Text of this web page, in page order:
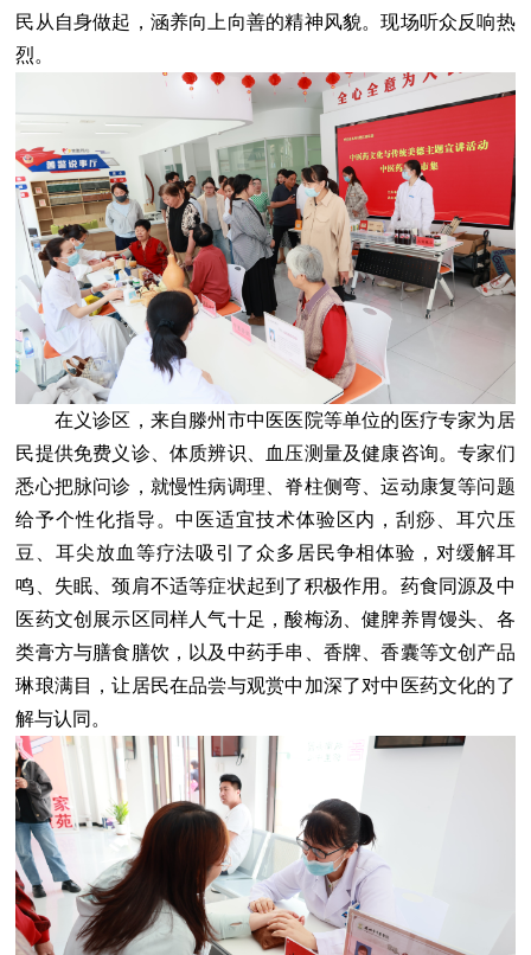
民从自身做起，涵养向上向善的精神风貌。现场听众反响热
烈。
在义诊区，来自滕州市中医医院等单位的医疗专家为居
民提供免费义诊、体质辨识、血压测量及健康咨询。专家们
悉心把脉问诊，就慢性病调理、脊柱侧弯、运动康复等问题
给予个性化指导。中医适宜技术体验区内，刮痧、耳穴压
豆、耳尖放血等疗法吸引了众多居民争相体验，对缓解耳
鸣、失眠、颈肩不适等症状起到了积极作用。药食同源及中
医药文创展示区同样人气十足，酸梅汤、健脾养胃馒头、各
类膏方与膳食膳饮，以及中药手串、香牌、香囊等文创产品
琳琅满目，让居民在品尝与观赏中加深了对中医药文化的了
解与认同。